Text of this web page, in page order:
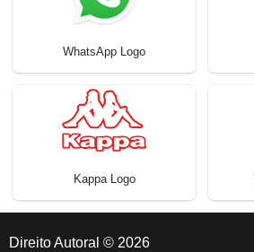
WhatsApp Logo
Kappa Logo
Direito Autoral © 2026